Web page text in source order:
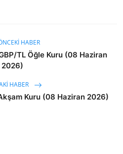
HABER
TL Öğle Kuru (08 Haziran
2026)
HABER
Kuru (08 Haziran 2026)